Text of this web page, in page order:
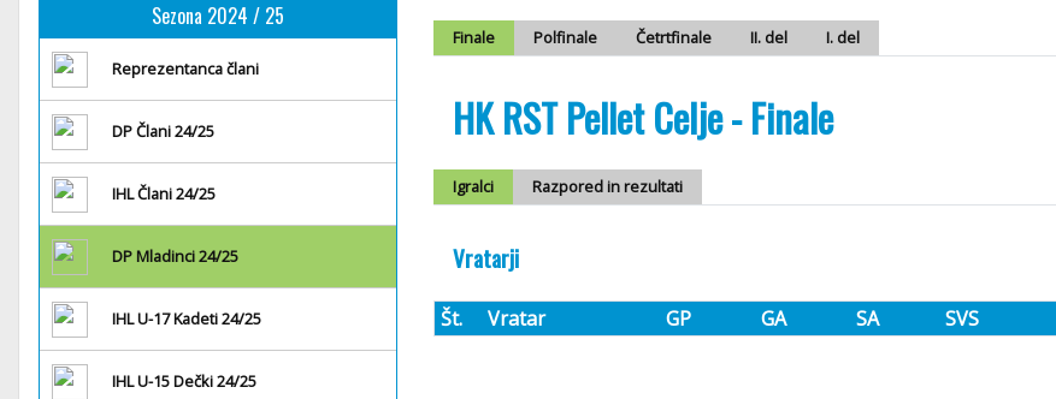
Sezona 2024 / 25
Reprezentanca člani
DP Člani 24/25
IHL Člani 24/25
DP Mladinci 24/25
IHL U-17 Kadeti 24/25
IHL U-15 Dečki 24/25
Finale Polfinale Četrtfinale II. del I. del
HK RST Pellet Celje - Finale
Igralci Razpored in rezultati
Vratarji
Št. Vratar GP GA SA SVS